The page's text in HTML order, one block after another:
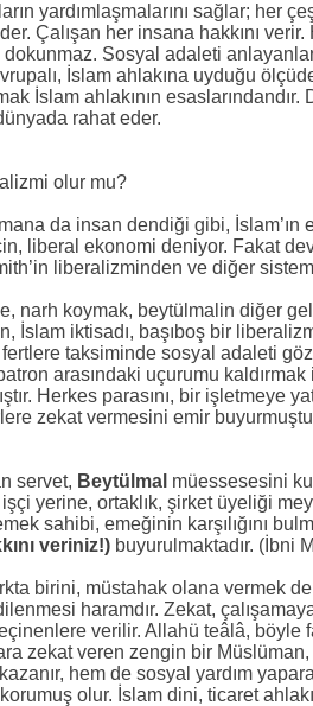
yardımlaşmalarını sağlar; her
Çalışan her insana hakkını
dokunmaz. Sosyal adaleti
İslam ahlakına uyduğu
İslam ahlakının
rahat eder.
olur mu?
da insan dendiği gibi,
liberal ekonomi deniyor. Fakat
liberalizminden ve diğer
narh koymak, beytülmalin diğer
İslam iktisadı, başıboş bir
taksiminde sosyal adaleti
arasındaki uçurumu
Herkes parasını, bir işletmeye
zekat vermesini emir
servet, Beytülmal müessesesini
yerine, ortaklık, şirket üyeliği
sahibi, emeğinin karşılığını
veriniz!) buyurulmaktadır. (İbni
birini, müstahak olana vermek
haramdır. Zekat,
verilir. Allahü teâlâ,
zekat veren zengin bir
kazanır, hem de sosyal yardım
olur. İslam dini, ticaret